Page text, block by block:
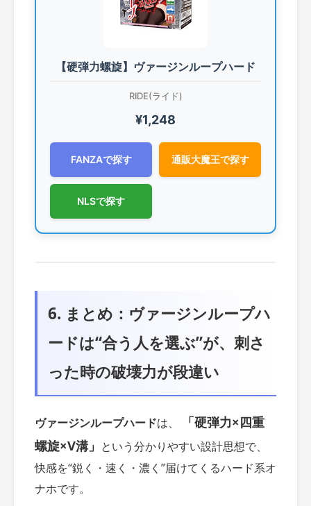
【硬弾力螺旋】ヴァージンループハード
RIDE(ライド)
¥1,248
FANZAで探す 通販大魔王で探す
NLSで探す
6. まとめ：ヴァージンループハ
ードは“合う人を選ぶ”が、刺さ
った時の破壊力が段違い
ヴァージンループハードは、
「硬弾力×四重
螺旋×V溝」 という分かりやすい設計思想で、
快感を“鋭く・速く・濃く”届けてくるハード系オ
ナホです。